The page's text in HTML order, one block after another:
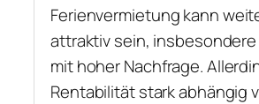
Ferienvermietung kann
attraktiv sein, insbesondere
mit hoher Nachfrage.
Rentabilität stark abhängig